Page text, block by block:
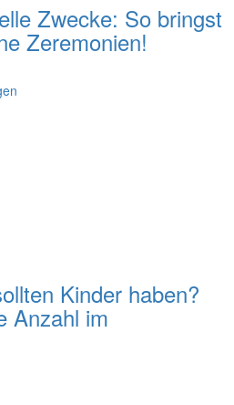
Zwecke: So bringst
Zeremonien!
Kinder haben?
Anzahl im